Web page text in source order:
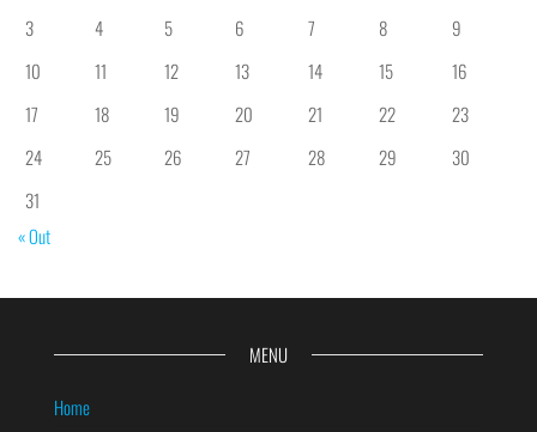
3
4 5 6 7 8
9
10
11 12 13 14 15
16
17
18 19 20 21 22
23
24
25 26 27 28 29
30
31
« Out
MENU
Home